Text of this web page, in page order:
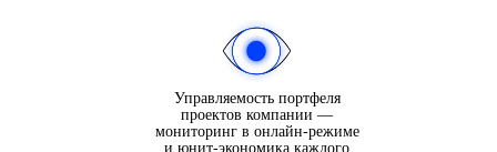
Управляемость портфеля
проектов компании —
мониторинг в онлайн-режиме
и юнит-экономика каждого